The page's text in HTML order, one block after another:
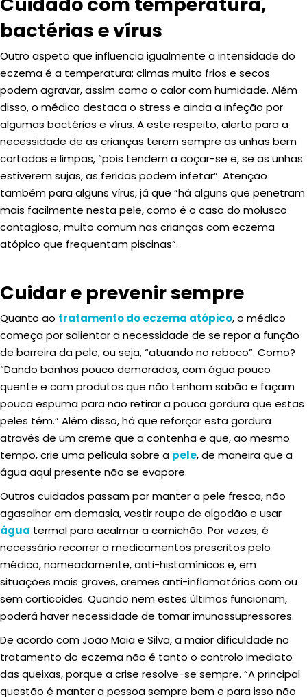
bactérias e vírus
Outro aspeto que influencia igualmente a intensidade do
eczema é a temperatura: climas muito frios e secos
podem agravar, assim como o calor com humidade. Além
disso, o médico destaca o stress e ainda a infeção por
algumas bactérias e vírus. A este respeito, alerta para a
necessidade de as crianças terem sempre as unhas bem
cortadas e limpas, “pois tendem a coçar-se e, se as unhas
estiverem sujas, as feridas podem infetar”. Atenção
também para alguns vírus, já que “há alguns que penetram
mais facilmente nesta pele, como é o caso do molusco
contagioso, muito comum nas crianças com eczema
atópico que frequentam piscinas”.
Cuidar e prevenir sempre
Quanto ao tratamento do eczema atópico, o médico
começa por salientar a necessidade de se repor a função
de barreira da pele, ou seja, “atuando no reboco”. Como?
“Dando banhos pouco demorados, com água pouco
quente e com produtos que não tenham sabão e façam
pouca espuma para não retirar a pouca gordura que estas
peles têm.” Além disso, há que reforçar esta gordura
através de um creme que a contenha e que, ao mesmo
tempo, crie uma película sobre a pele, de maneira que a
água aqui presente não se evapore.
Outros cuidados passam por manter a pele fresca, não
agasalhar em demasia, vestir roupa de algodão e usar
água termal para acalmar a comichão. Por vezes, é
necessário recorrer a medicamentos prescritos pelo
médico, nomeadamente, anti-histamínicos e, em
situações mais graves, cremes anti-inflamatórios com ou
sem corticoides. Quando nem estes últimos funcionam,
poderá haver necessidade de tomar imunossupressores.
De acordo com João Maia e Silva, a maior dificuldade no
tratamento do eczema não é tanto o controlo imediato
das queixas, porque a crise resolve-se sempre. “A principal
questão é manter a pessoa sempre bem e para isso não